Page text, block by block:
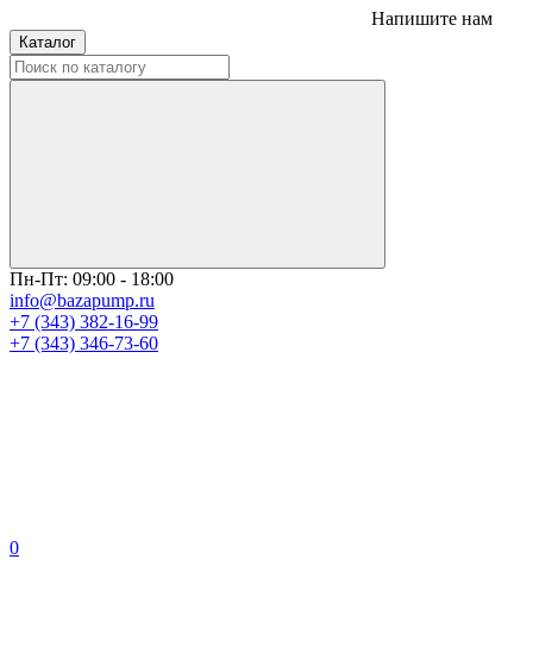
Напишите нам
Каталог
Пн-Пт: 09:00 - 18:00
info@bazapump.ru
+7 (343) 382-16-99
+7 (343) 346-73-‬60
0